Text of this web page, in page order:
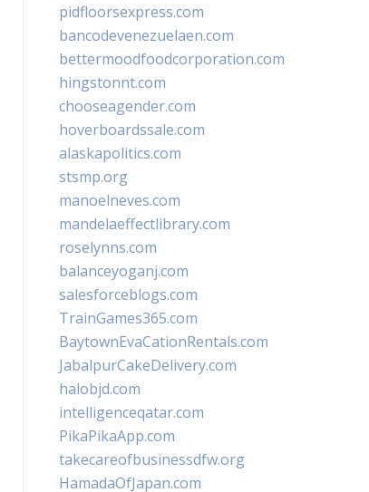
pidfloorsexpress.com
bancodevenezuelaen.com
bettermoodfoodcorporation.com
hingstonnt.com
chooseagender.com
hoverboardssale.com
alaskapolitics.com
stsmp.org
manoelneves.com
mandelaeffectlibrary.com
roselynns.com
balanceyoganj.com
salesforceblogs.com
TrainGames365.com
BaytownEvaCationRentals.com
JabalpurCakeDelivery.com
halobjd.com
intelligenceqatar.com
PikaPikaApp.com
takecareofbusinessdfw.org
HamadaOfJapan.com